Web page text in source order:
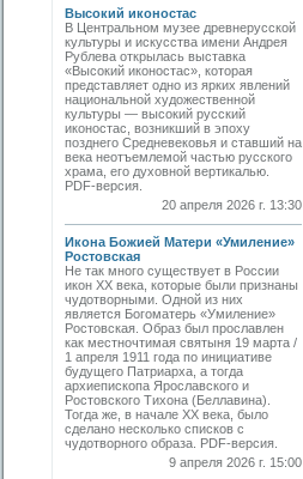
Высокий иконостас
В Центральном музее древнерусской
культуры и искусства имени Андрея
Рублева открылась выставка
«Высокий иконостас», которая
представляет одно из ярких явлений
национальной художественной
культуры — высокий русский
иконостас, возникший в эпоху
позднего Средневековья и ставший на
века неотъемлемой частью русского
храма, его духовной вертикалью.
PDF-версия.
20 апреля 2026 г. 13:30
Икона Божией Матери «Умиление»
Ростовская
Не так много существует в России
икон XX века, которые были признаны
чудотворными. Одной из них
является Богоматерь «Умиление»
Ростовская. Образ был прославлен
как местночтимая святыня 19 марта /
1 апреля 1911 года по инициативе
будущего Патриарха, а тогда
архиепископа Ярославского и
Ростовского Тихона (Беллавина).
Тогда же, в начале ХХ века, было
сделано несколько списков с
чудотворного образа. PDF-версия.
9 апреля 2026 г. 15:00